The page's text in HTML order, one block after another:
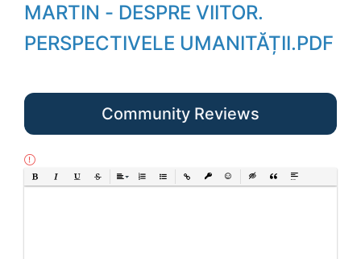
MARTIN - DESPRE VIITOR.
PERSPECTIVELE UMANITĂȚII.PDF
Community Reviews
Bold Italic UnderlineStrikethrough
AlignOrdered List
Unordered List
Insert LinkInsert protected link
EmoticonsInsert hidden text
Insert Quote
Insert spoiler